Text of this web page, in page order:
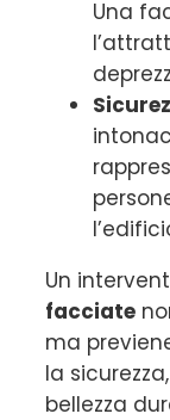
Una
Un
facciate
ma
la
bellezza